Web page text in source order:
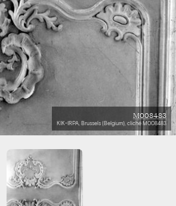
M008483
KIK-IRPA, Brussels (Belgium), cliché M008483